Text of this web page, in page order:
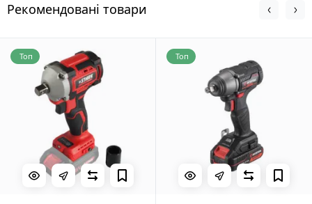
Рекомендовані товари
Топ Топ